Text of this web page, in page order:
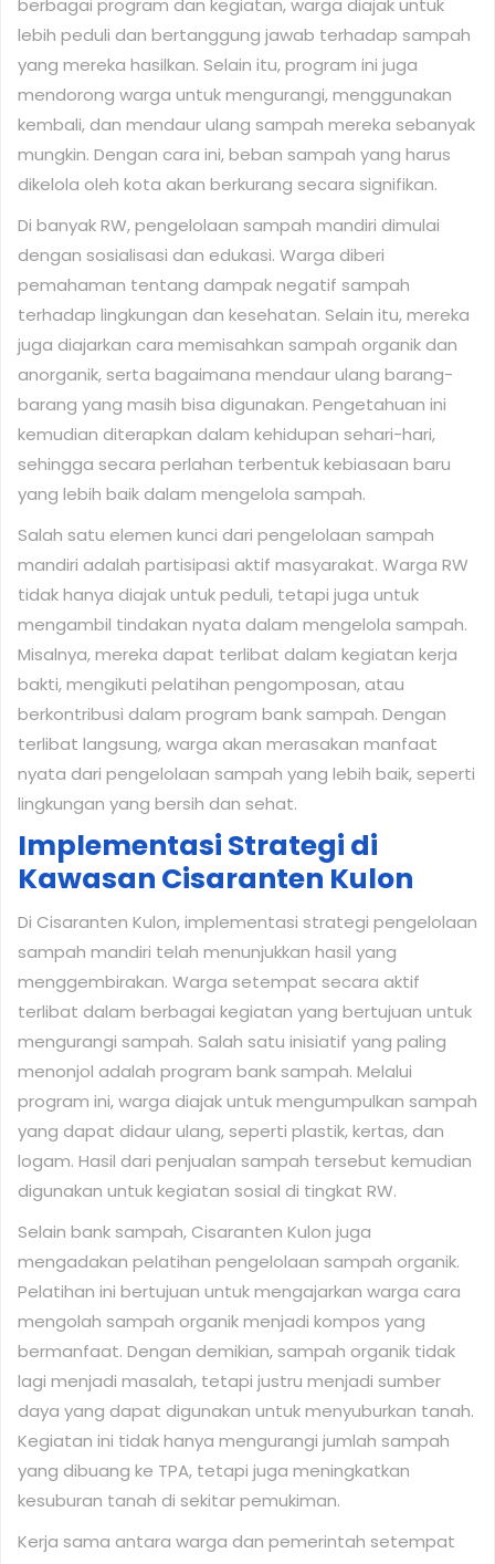
berbagai program dan kegiatan, warga diajak untuk
lebih peduli dan bertanggung jawab terhadap sampah
yang mereka hasilkan. Selain itu, program ini juga
mendorong warga untuk mengurangi, menggunakan
kembali, dan mendaur ulang sampah mereka sebanyak
mungkin. Dengan cara ini, beban sampah yang harus
dikelola oleh kota akan berkurang secara signifikan.
Di banyak RW, pengelolaan sampah mandiri dimulai
dengan sosialisasi dan edukasi. Warga diberi
pemahaman tentang dampak negatif sampah
terhadap lingkungan dan kesehatan. Selain itu, mereka
juga diajarkan cara memisahkan sampah organik dan
anorganik, serta bagaimana mendaur ulang barang-
barang yang masih bisa digunakan. Pengetahuan ini
kemudian diterapkan dalam kehidupan sehari-hari,
sehingga secara perlahan terbentuk kebiasaan baru
yang lebih baik dalam mengelola sampah.
Salah satu elemen kunci dari pengelolaan sampah
mandiri adalah partisipasi aktif masyarakat. Warga RW
tidak hanya diajak untuk peduli, tetapi juga untuk
mengambil tindakan nyata dalam mengelola sampah.
Misalnya, mereka dapat terlibat dalam kegiatan kerja
bakti, mengikuti pelatihan pengomposan, atau
berkontribusi dalam program bank sampah. Dengan
terlibat langsung, warga akan merasakan manfaat
nyata dari pengelolaan sampah yang lebih baik, seperti
lingkungan yang bersih dan sehat.
Implementasi Strategi di
Kawasan Cisaranten Kulon
Di Cisaranten Kulon, implementasi strategi pengelolaan
sampah mandiri telah menunjukkan hasil yang
menggembirakan. Warga setempat secara aktif
terlibat dalam berbagai kegiatan yang bertujuan untuk
mengurangi sampah. Salah satu inisiatif yang paling
menonjol adalah program bank sampah. Melalui
program ini, warga diajak untuk mengumpulkan sampah
yang dapat didaur ulang, seperti plastik, kertas, dan
logam. Hasil dari penjualan sampah tersebut kemudian
digunakan untuk kegiatan sosial di tingkat RW.
Selain bank sampah, Cisaranten Kulon juga
mengadakan pelatihan pengelolaan sampah organik.
Pelatihan ini bertujuan untuk mengajarkan warga cara
mengolah sampah organik menjadi kompos yang
bermanfaat. Dengan demikian, sampah organik tidak
lagi menjadi masalah, tetapi justru menjadi sumber
daya yang dapat digunakan untuk menyuburkan tanah.
Kegiatan ini tidak hanya mengurangi jumlah sampah
yang dibuang ke TPA, tetapi juga meningkatkan
kesuburan tanah di sekitar pemukiman.
Kerja sama antara warga dan pemerintah setempat